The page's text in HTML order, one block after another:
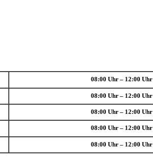
08:00 Uhr – 12:00 Uhr
08:00 Uhr – 12:00 Uhr
08:00 Uhr – 12:00 Uhr
08:00 Uhr – 12:00 Uhr
08:00 Uhr – 12:00 Uhr